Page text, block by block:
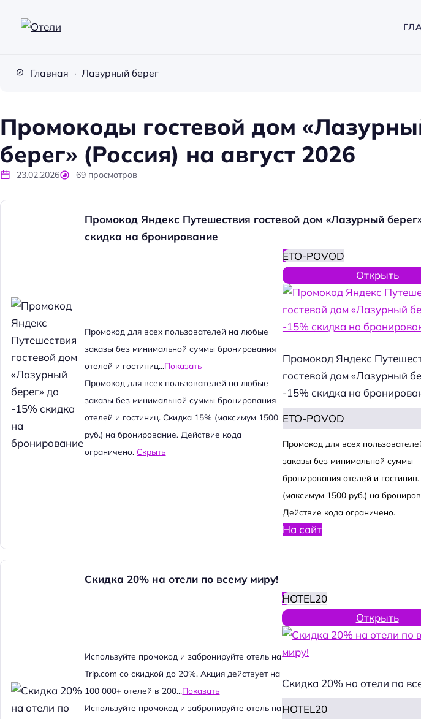
е Главная Лазурный берег
Промокоды гостевой дом
берег» (Россия) на август 2026
23.02.2026 69 просмотров
Промокод Яндекс Путешествия гостевой дом «Лазурный
скидка на бронирование
Промокод для всех пользователей на любые
заказы без минимальной суммы бронирования
отелей и гостиниц...Показать
Промокод для всех пользователей на любые
заказы без минимальной суммы бронирования
отелей и гостиниц. Скидка 15% (максимум 1500
руб.) на бронирование. Действие кода
ограничено.Скрыть
ETO-POVOD
Открыть
Промокод Яндекс
гостевой дом «Лазурный
-15% скидка на
ETO-POVOD
Промокод для всех
заказы без минимальной суммы
бронирования отелей и
(максимум 1500 руб.) на
Действие кода ограничено.
На сайт
Скидка 20% на отели по всему миру!
Используйте промокод и забронируйте отель на
Trip.com со скидкой до 20%. Акция действует на
100 000+ отелей в 200...Показать
Используйте промокод и забронируйте отель на
HOTEL20
Открыть
Скидка 20% на отели по
HOTEL20